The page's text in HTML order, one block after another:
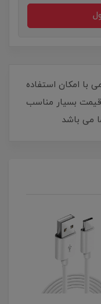
با امکان استفاده
قیمت بسیار مناسب
می باشد